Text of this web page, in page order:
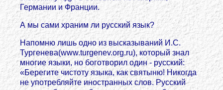
Германии и Франции.
А мы сами храним ли русский язык?
Напомню лишь одно из высказываний И.С.
Тургенева(www.turgenev.org.ru), который знал
многие языки, но боготворил один - русский:
«Берегите чистоту языка, как святыню! Никогда
не употребляйте иностранных слов. Русский